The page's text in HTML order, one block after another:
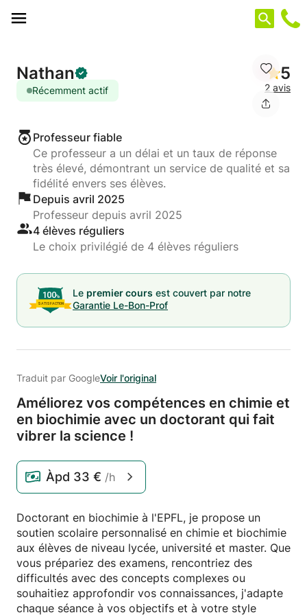
Nathan
Récemment actif
5
2 avis
Professeur fiable
Ce professeur a un délai et un taux de réponse
très élevé, démontrant un service de qualité et sa
fidélité envers ses élèves.
Depuis avril 2025
Professeur depuis avril 2025
4 élèves réguliers
Le choix privilégié de 4 élèves réguliers
Le premier cours est couvert par notre
Garantie Le-Bon-Prof
Traduit par GoogleVoir l'original
Améliorez vos compétences en chimie et
en biochimie avec un doctorant qui fait
vibrer la science !
Àpd 33 € /h
Doctorant en biochimie à l'EPFL, je propose un
soutien scolaire personnalisé en chimie et biochimie
aux élèves de niveau lycée, université et master. Que
vous prépariez des examens, rencontriez des
difficultés avec des concepts complexes ou
souhaitiez approfondir vos connaissances, j'adapte
chaque séance à vos objectifs et à votre style